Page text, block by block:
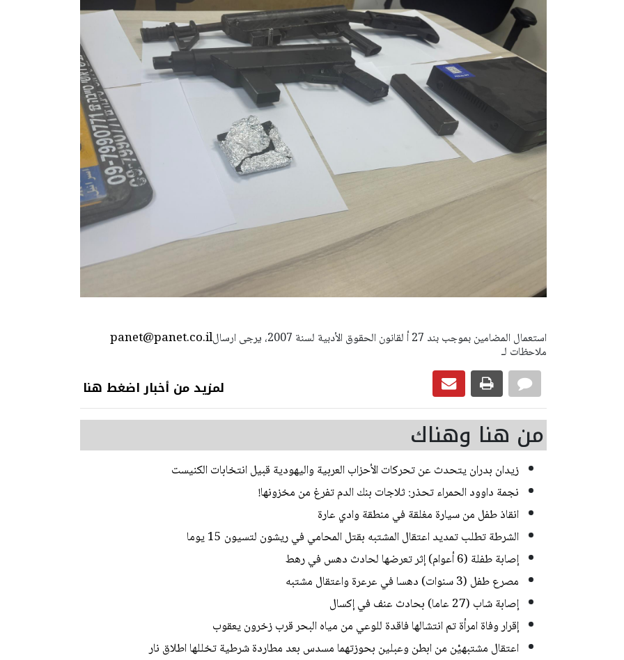
panet@panet.co.ilاستعمال المضامين بموجب بند 27 أ لقانون الحقوق الأدبية لسنة 2007، يرجى ارسال
ملاحظات لـ
لمزيد من أخبار اضغط هنا
من هنا وهناك
زيدان بدران يتحدث عن تحركات الأحزاب العربية واليهودية قبيل انتخابات الكنيست
نجمة داوود الحمراء تحذر: ثلاجات بنك الدم تفرغ من مخزونها!
انقاذ طفل من سيارة مغلقة في منطقة وادي عارة
الشرطة تطلب تمديد اعتقال المشتبه بقتل المحامي في ريشون لتسيون 15 يوما
إصابة طفلة (6 أعوام) إثر تعرضها لحادث دهس في رهط
مصرع طفل (3 سنوات) دهسا في عرعرة واعتقال مشتبه
إصابة شاب (27 عاما) بحادث عنف في إكسال
إقرار وفاة امرأة تم انتشالها فاقدة للوعي من مياه البحر قرب زخرون يعقوب
اعتقال مشتبهيْن من ابطن وعبلين بحوزتهما مسدس بعد مطاردة شرطية تخللها اطلاق نار